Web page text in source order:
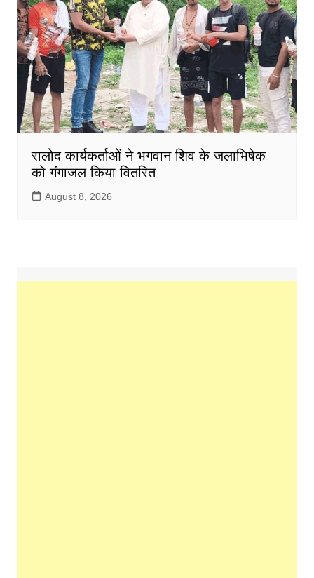
रालोद कार्यकर्ताओं ने भगवान शिव के जलाभिषेक
को गंगाजल किया वितरित
August 8, 2026